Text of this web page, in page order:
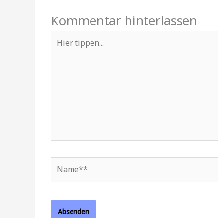
Kommentar hinterlassen
tippen...